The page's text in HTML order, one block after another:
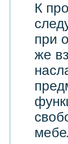
К
при
же